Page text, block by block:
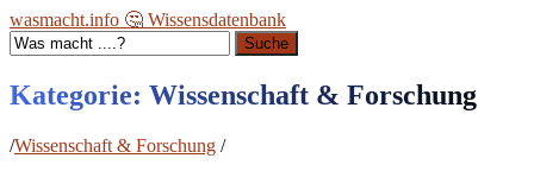
wasmacht.info 🤔 Wissensdatenbank
Suche
Kategorie: Wissenschaft & Forschung
/Wissenschaft & Forschung /